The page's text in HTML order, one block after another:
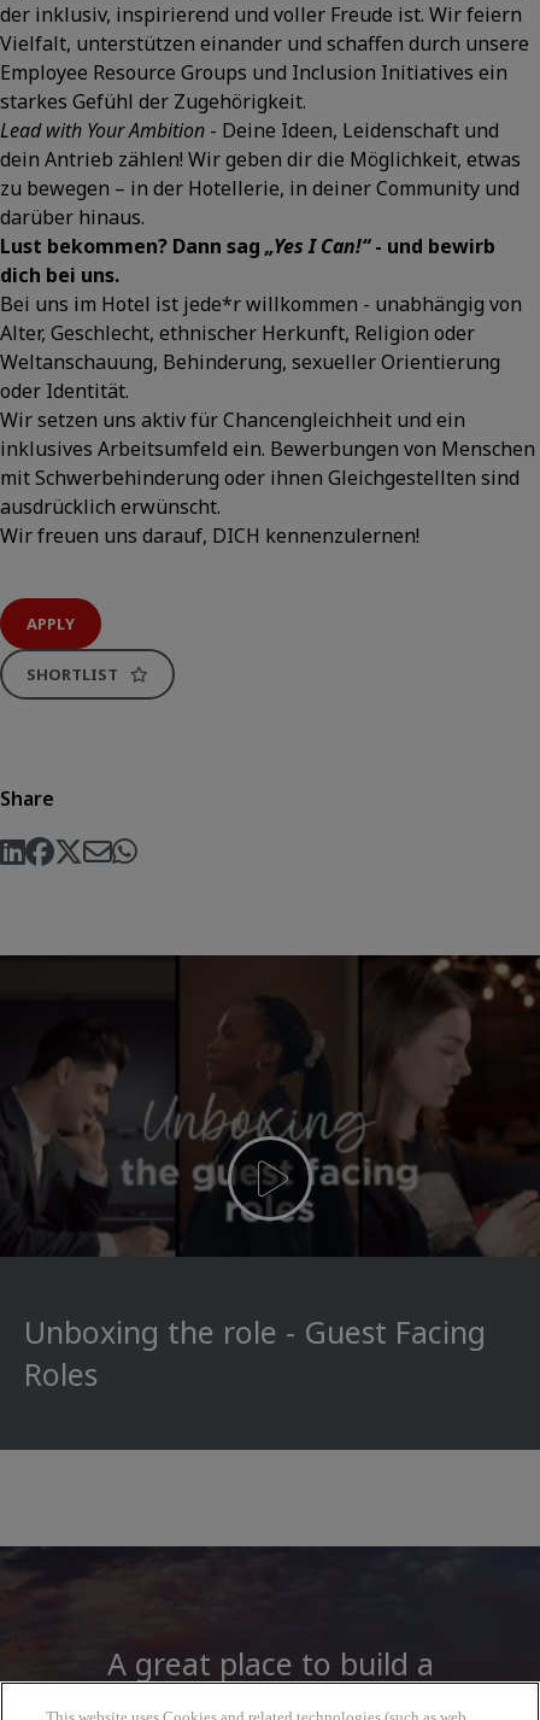
der inklusiv, inspirierend und voller Freude ist. Wir feiern
Vielfalt, unterstützen einander und schaffen durch unsere
Employee Resource Groups und Inclusion Initiatives ein
starkes Gefühl der Zugehörigkeit.
Lead with Your Ambition - Deine Ideen, Leidenschaft und
dein Antrieb zählen! Wir geben dir die Möglichkeit, etwas
zu bewegen – in der Hotellerie, in deiner Community und
darüber hinaus.
Lust bekommen? Dann sag „Yes I Can!“- und bewirb
dich bei uns.
Bei uns im Hotel ist jede*r willkommen - unabhängig von
Alter, Geschlecht, ethnischer Herkunft, Religion oder
Weltanschauung, Behinderung, sexueller Orientierung
oder Identität.
Wir setzen uns aktiv für Chancengleichheit und ein
inklusives Arbeitsumfeld ein. Bewerbungen von Menschen
mit Schwerbehinderung oder ihnen Gleichgestellten sind
ausdrücklich erwünscht.
Wir freuen uns darauf, DICH kennenzulernen!
APPLY
SHORTLIST
Share
Unboxing the role - Guest Facing
Roles
A great place to build a
career